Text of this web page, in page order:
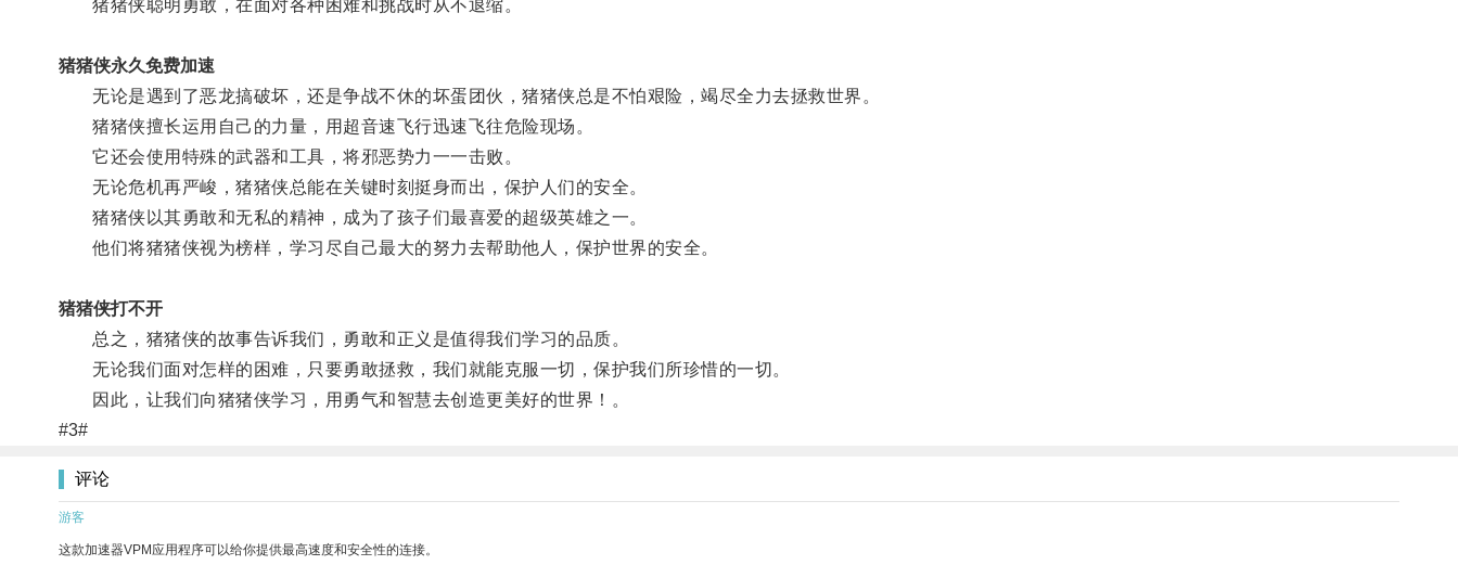
猪猪侠聪明勇敢，在面对各种困难和挑战时从不退缩。
猪猪侠永久免费加速
无论是遇到了恶龙搞破坏，还是争战不休的坏蛋团伙，猪猪侠总是不怕艰险，竭尽全力去拯救世界。
猪猪侠擅长运用自己的力量，用超音速飞行迅速飞往危险现场。
它还会使用特殊的武器和工具，将邪恶势力一一击败。
无论危机再严峻，猪猪侠总能在关键时刻挺身而出，保护人们的安全。
猪猪侠以其勇敢和无私的精神，成为了孩子们最喜爱的超级英雄之一。
他们将猪猪侠视为榜样，学习尽自己最大的努力去帮助他人，保护世界的安全。
猪猪侠打不开
总之，猪猪侠的故事告诉我们，勇敢和正义是值得我们学习的品质。
无论我们面对怎样的困难，只要勇敢拯救，我们就能克服一切，保护我们所珍惜的一切。
因此，让我们向猪猪侠学习，用勇气和智慧去创造更美好的世界！。
#3#
评论
游客
这款加速器VPM应用程序可以给你提供最高速度和安全性的连接。